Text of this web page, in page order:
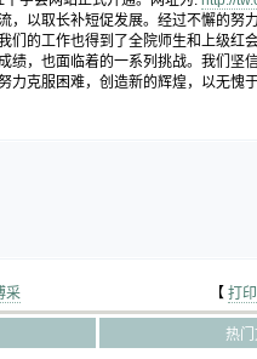
以取长补短促发展。经过不懈的努
的工作也得到了全院师生和上级红会
，也面临着的一系列挑战。我们坚
克服困难，创造新的辉煌，以无愧
采 【 打印
热